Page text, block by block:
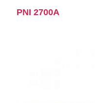
PNI 2700A